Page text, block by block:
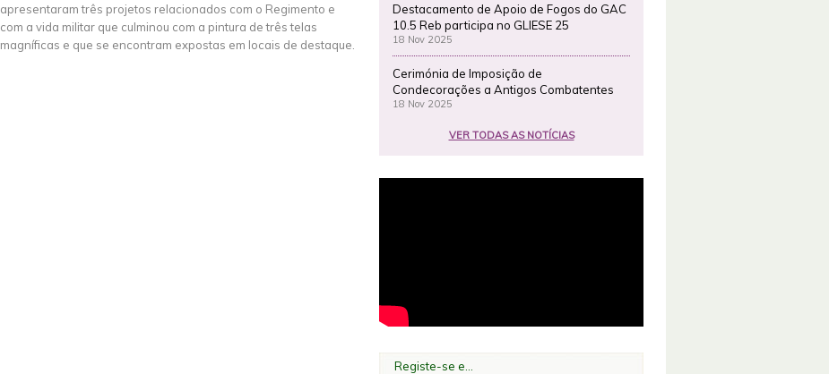
apresentaram três projetos relacionados com o Regimento e
com a vida militar que culminou com a pintura de três telas
magníficas e que se encontram expostas em locais de destaque.
Destacamento de Apoio de Fogos do GAC
10.5 Reb participa no GLIESE 25
18 Nov 2025
Cerimónia de Imposição de
Condecorações a Antigos Combatentes
18 Nov 2025
VER TODAS AS NOTÍCIAS
Registe-se e...